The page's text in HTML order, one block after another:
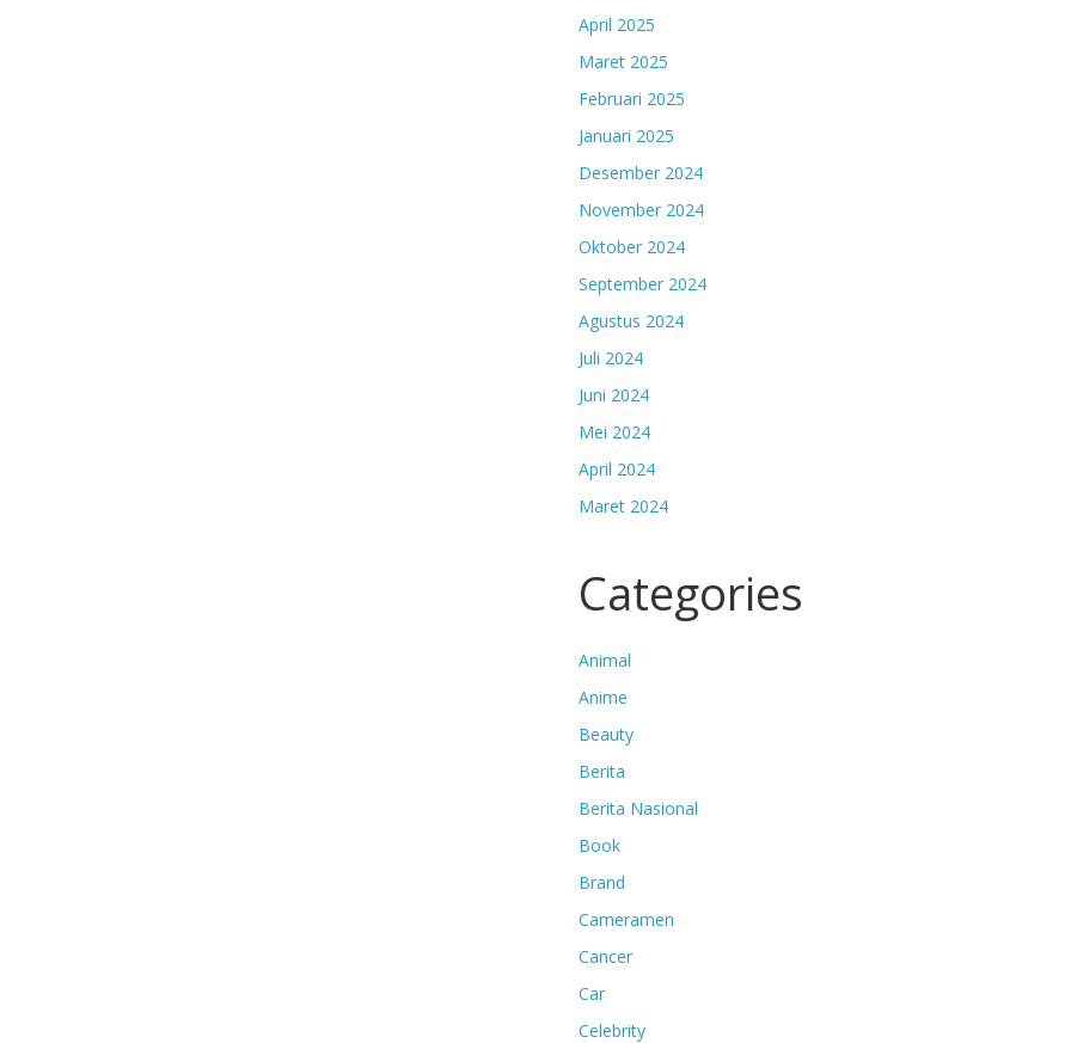
April 2025
Maret 2025
Februari 2025
Januari 2025
Desember 2024
November 2024
Oktober 2024
September 2024
Agustus 2024
Juli 2024
Juni 2024
Mei 2024
April 2024
Maret 2024
Categories
Animal
Anime
Beauty
Berita
Berita Nasional
Book
Brand
Cameramen
Cancer
Car
Celebrity